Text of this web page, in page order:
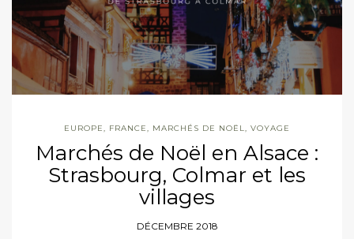
EUROPE, FRANCE, MARCHÉS DE NOËL, VOYAGE
Marchés de Noël en Alsace :
Strasbourg, Colmar et les
villages
DÉCEMBRE 2018